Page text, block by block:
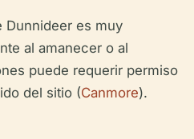
Dunnideer es muy
al amanecer o al
puede requerir permiso
del sitio (Canmore).